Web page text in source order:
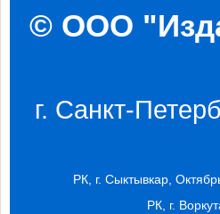
© ООО
г. Санкт-
РК, г. Сыктывкар,
РК, г.